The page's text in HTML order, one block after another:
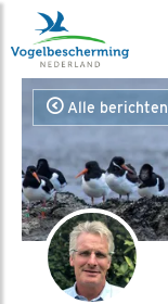
Alle berichten